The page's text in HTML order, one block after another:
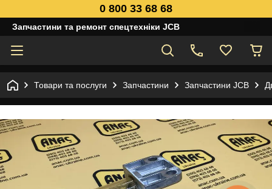
0 800 33 68 68
Запчастини та ремонт спецтехніки JCB
Товари та послуги Запчастини Запчастини JCB